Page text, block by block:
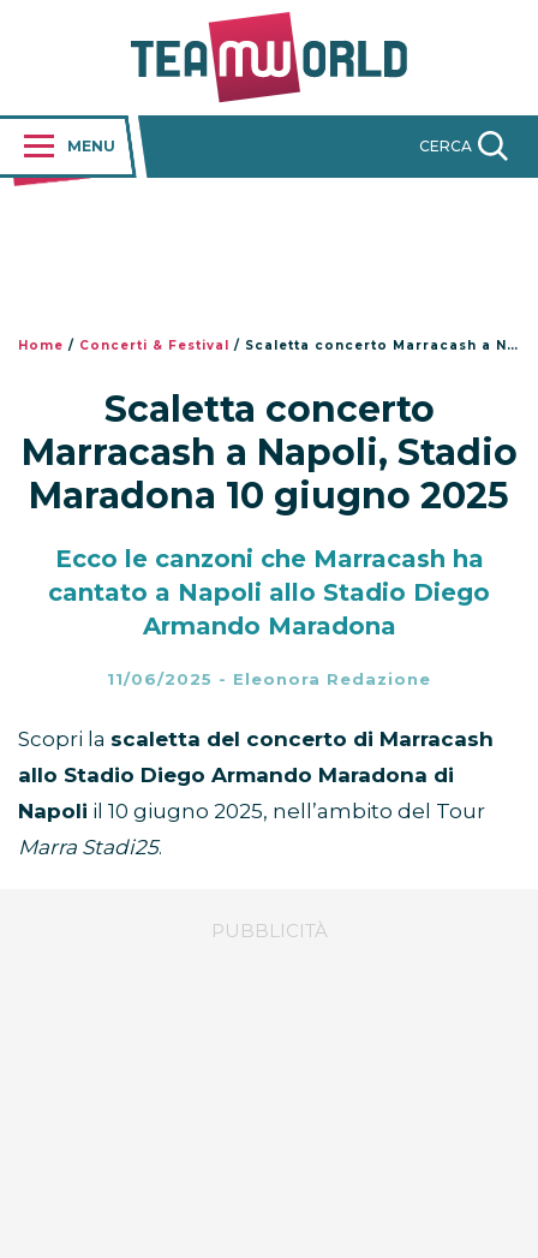
MENU CERCA
Home / Concerti & Festival / Scaletta concerto Marracash a Napoli, Stadio Maradona 10 giugno 2025
Scaletta concerto
Marracash a Napoli, Stadio
Maradona 10 giugno 2025
Ecco le canzoni che Marracash ha
cantato a Napoli allo Stadio Diego
Armando Maradona
11/06/2025 - Eleonora Redazione
Scopri la scaletta del concerto di Marracash
allo Stadio Diego Armando Maradona di
Napoli il 10 giugno 2025, nell’ambito del Tour
Marra Stadi25.